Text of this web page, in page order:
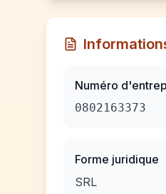
Numéro
0802163373
Forme juridique
SRL